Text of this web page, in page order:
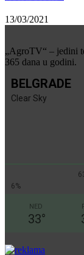
13/03/2021
„AgroTV“ – jedini
365 dana u godini.
BELGRADE
Clear Sky
6%
NED
33°